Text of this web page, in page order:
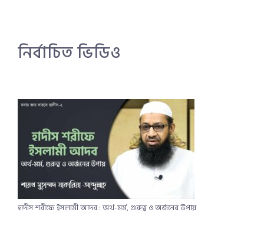
নির্বাচিত ভিডিও
হাদীস শরীফে ইসলামী আদব : অর্থ-মর্ম, গুরুত্ব ও অর্জনের উপায়